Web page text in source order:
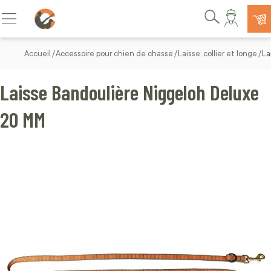
Allez au contenu
Basculer la navigation
Rechercher
Accueil Accessoire pour chien de chasse Laisse, collier et longe
Laisse Bandoulière Niggeloh Deluxe
20 MM